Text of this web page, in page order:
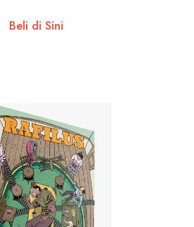
Beli di Sini